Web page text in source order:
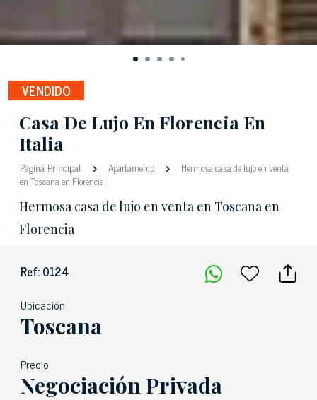
VENDIDO
Casa De Lujo En Florencia En
Italia
Pàgina Principal Apartamento
Hermosa casa de lujo en venta
en Toscana en Florencia
Hermosa casa de lujo en venta en Toscana en
Florencia
Ref: 0124
Ubicación
Toscana
Precio
Negociación Privada